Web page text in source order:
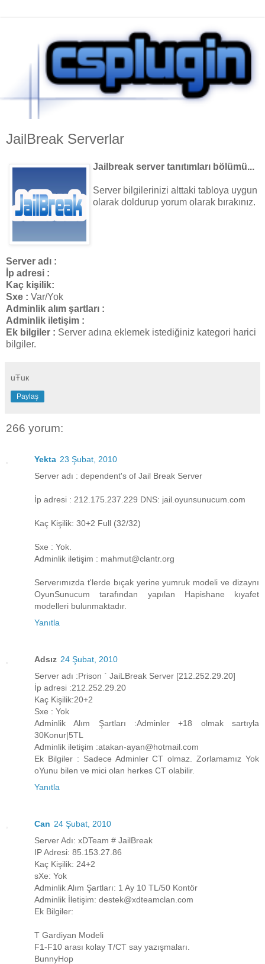
JailBreak Serverlar
Jailbreak server tanıtımları bölümü...
Server bilgilerinizi alttaki tabloya uygun
olarak doldurup yorum olarak bırakınız.
Server adı :
İp adresi :
Kaç kişilik:
Sxe : Var/Yok
Adminlik alım şartları :
Adminlik iletişim :
Ek bilgiler : Server adına eklemek istediğiniz kategori harici
bilgiler.
uŦuк
Paylaş
266 yorum:
Yekta 23 Şubat, 2010
Server adı : dependent's of Jail Break Server
İp adresi : 212.175.237.229 DNS: jail.oyunsunucum.com
Kaç Kişilik: 30+2 Full (32/32)
Sxe : Yok.
Adminlik iletişim : mahmut@clantr.org
Serverımızda t'lerde bıçak yerine yumruk modeli ve dizaynı
OyunSunucum tarafından yapılan Hapishane kıyafet
modelleri bulunmaktadır.
Yanıtla
Adsız 24 Şubat, 2010
Server adı :Prison ` JaiLBreak Server [212.252.29.20]
İp adresi :212.252.29.20
Kaç Kişilik:20+2
Sxe : Yok
Adminlik Alım Şartları :Adminler +18 olmak sartıyla
30Konur|5TL
Adminlik iletişim :atakan-ayan@hotmail.com
Ek Bilgiler : Sadece Adminler CT olmaz. Zorlamamız Yok
oYunu bilen ve mici olan herkes CT olabilir.
Yanıtla
Can 24 Şubat, 2010
Server Adı: xDTeam # JailBreak
IP Adresi: 85.153.27.86
Kaç Kişilik: 24+2
sXe: Yok
Adminlik Alım Şartları: 1 Ay 10 TL/50 Kontör
Adminlik İletişim: destek@xdteamclan.com
Ek Bilgiler:
T Gardiyan Modeli
F1-F10 arası kolay T/CT say yazışmaları.
BunnyHop